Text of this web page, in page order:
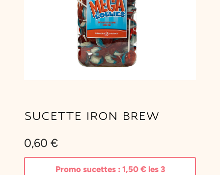
SUCETTE IRON BREW
0,60 €
Promo sucettes : 1,50 €les 3